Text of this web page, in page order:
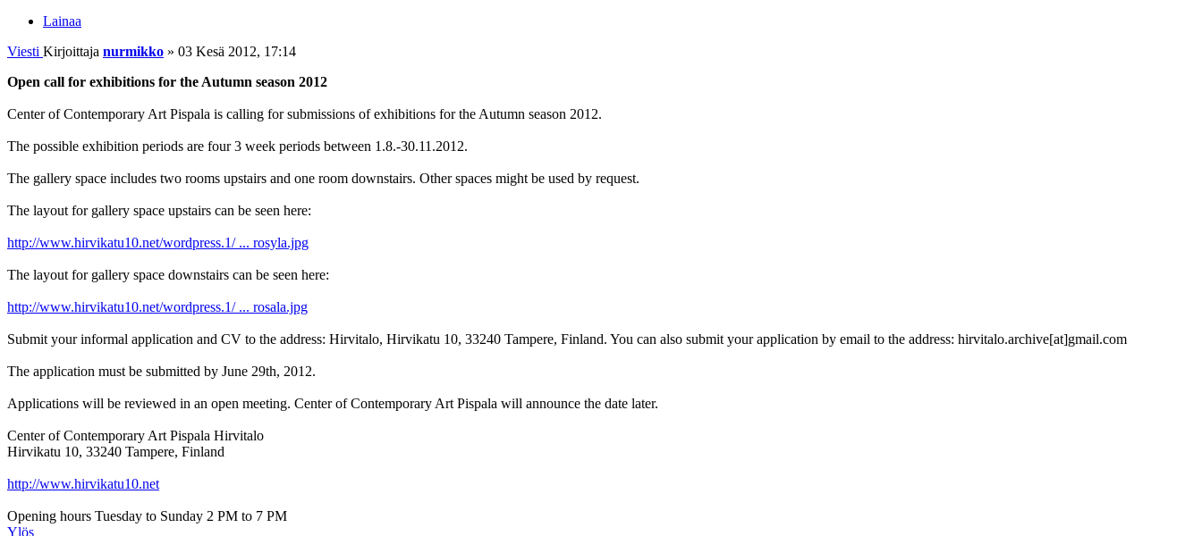
Lainaa
Viesti Kirjoittaja nurmikko » 03 Kesä 2012, 17:14
Open call for exhibitions for the Autumn season 2012
Center of Contemporary Art Pispala is calling for submissions of exhibitions for the Autumn season 2012.
The possible exhibition periods are four 3 week periods between 1.8.-30.11.2012.
The gallery space includes two rooms upstairs and one room downstairs. Other spaces might be used by request.
The layout for gallery space upstairs can be seen here:
http://www.hirvikatu10.net/wordpress.1/ ... rosyla.jpg
The layout for gallery space downstairs can be seen here:
http://www.hirvikatu10.net/wordpress.1/ ... rosala.jpg
Submit your informal application and CV to the address: Hirvitalo, Hirvikatu 10, 33240 Tampere, Finland. You can also submit your application by email to the address: hirvitalo.archive[at]gmail.com
The application must be submitted by June 29th, 2012.
Applications will be reviewed in an open meeting. Center of Contemporary Art Pispala will announce the date later.
Center of Contemporary Art Pispala Hirvitalo
Hirvikatu 10, 33240 Tampere, Finland
http://www.hirvikatu10.net
Opening hours Tuesday to Sunday 2 PM to 7 PM
Ylös